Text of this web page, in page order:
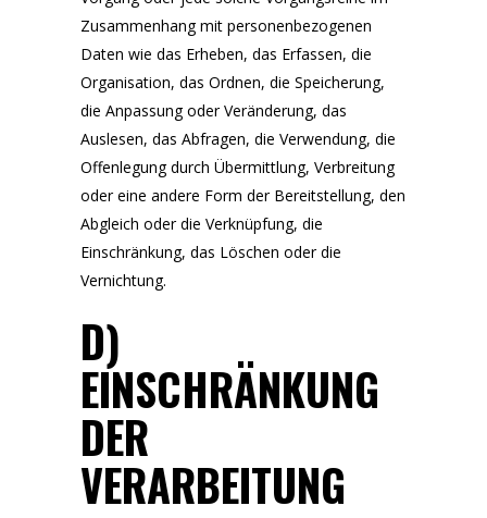
Zusammenhang mit personenbezogenen
Daten wie das Erheben, das Erfassen, die
Organisation, das Ordnen, die Speicherung,
die Anpassung oder Veränderung, das
Auslesen, das Abfragen, die Verwendung, die
Offenlegung durch Übermittlung, Verbreitung
oder eine andere Form der Bereitstellung, den
Abgleich oder die Verknüpfung, die
Einschränkung, das Löschen oder die
Vernichtung.
D)
EINSCHRÄNKUNG
DER
VERARBEITUNG